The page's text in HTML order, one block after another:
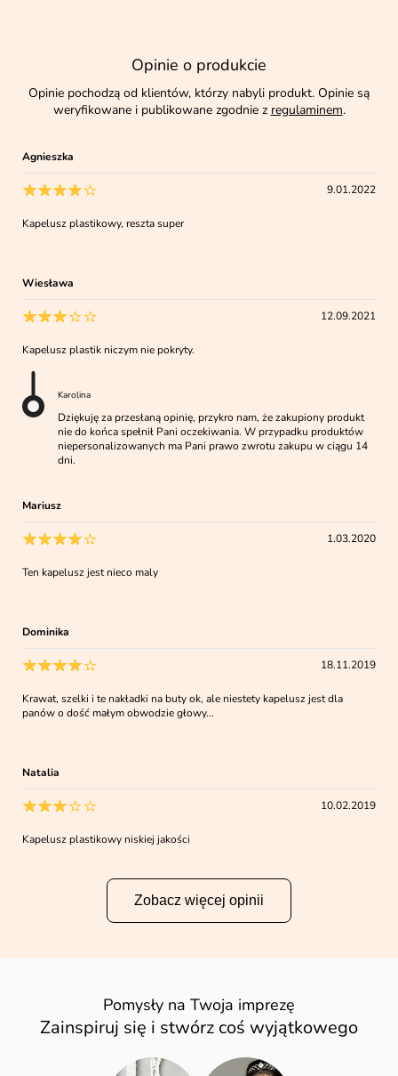
Opinie o produkcie
Opinie pochodzą od klientów, którzy nabyli produkt. Opinie są
weryfikowane i publikowane zgodnie z regulaminem.
Agnieszka
9.01.2022
Kapelusz plastikowy, reszta super
Wiesława
12.09.2021
Kapelusz plastik niczym nie pokryty.
Karolina
Dziękuję za przesłaną opinię, przykro nam, że zakupiony produkt
nie do końca spełnił Pani oczekiwania. W przypadku produktów
niepersonalizowanych ma Pani prawo zwrotu zakupu w ciągu 14
dni.
Mariusz
1.03.2020
Ten kapelusz jest nieco maly
Dominika
18.11.2019
Krawat, szelki i te nakładki na buty ok, ale niestety kapelusz jest dla
panów o dość małym obwodzie głowy...
Natalia
10.02.2019
Kapelusz plastikowy niskiej jakości
Zobacz więcej opinii
Pomysły na Twoja imprezę
Zainspiruj się i stwórz coś wyjątkowego